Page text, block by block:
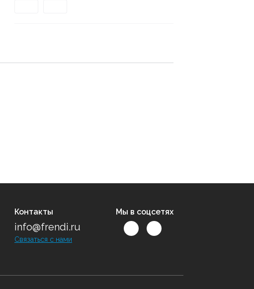
Контакты
info@frendi.ru
Связаться с нами
Мы в соцсетях